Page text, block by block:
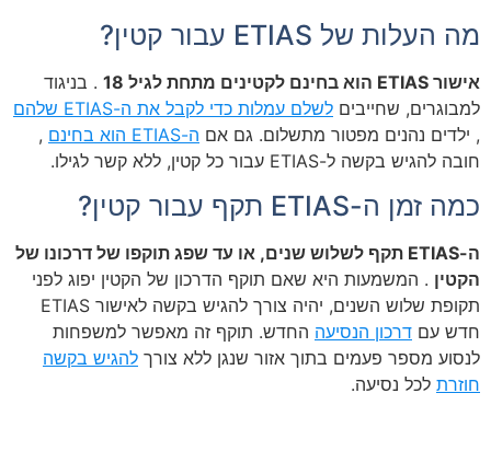
מה העלות של ETIAS עבור קטין?
אישור ETIAS הוא בחינם לקטינים מתחת לגיל 18
. בניגוד
למבוגרים, שחייבים לשלם עמלות כדי לקבל את ה-ETIAS שלהם
, ילדים נהנים מפטור מתשלום. גם אם ה-ETIAS הוא בחינם
,
חובה להגיש בקשה ל-ETIAS עבור כל קטין, ללא קשר לגילו.
כמה זמן ה-ETIAS תקף עבור קטין?
ה-ETIAS תקף לשלוש שנים, או עד שפג תוקפו של דרכונו של
הקטין . המשמעות היא שאם תוקף הדרכון של הקטין יפוג לפני
תקופת שלוש השנים, יהיה צורך להגיש בקשה לאישור ETIAS
חדש עם דרכון הנסיעה החדש. תוקף זה מאפשר למשפחות
לנסוע מספר פעמים בתוך אזור שנגן ללא צורך להגיש בקשה
חוזרת לכל נסיעה.